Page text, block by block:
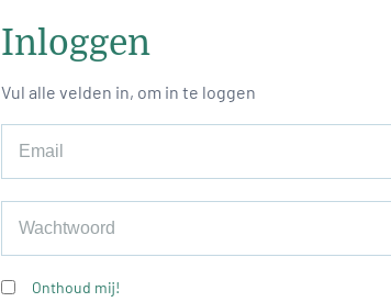
Inloggen
Vul alle velden in, om in te loggen
Onthoud mij!